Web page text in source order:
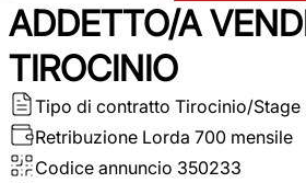
ADDETTO/A
TIROCINIO
Tipo di contratto Tirocinio/Stage
Retribuzione Lorda 700 mensile
Codice annuncio 350233